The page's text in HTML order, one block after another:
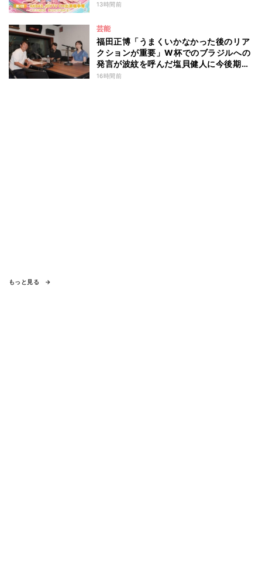
13時間前
芸能
福田正博「うまくいかなかった後のリア
クションが重要」W杯でのブラジルへの
発言が波紋を呼んだ塩貝健人に今後期待
することは？
16時間前
もっと見る